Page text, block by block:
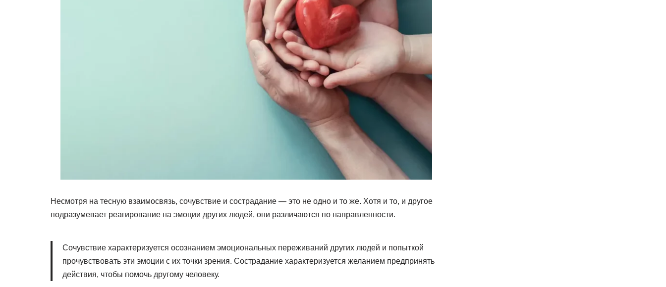
Несмотря на тесную взаимосвязь, сочувствие и сострадание — это не одно и то же. Хотя и то, и другое
подразумевает реагирование на эмоции других людей, они различаются по направленности.
Сочувствие характеризуется осознанием эмоциональных переживаний других людей и попыткой
прочувствовать эти эмоции с их точки зрения. Сострадание характеризуется желанием предпринять
действия, чтобы помочь другому человеку.